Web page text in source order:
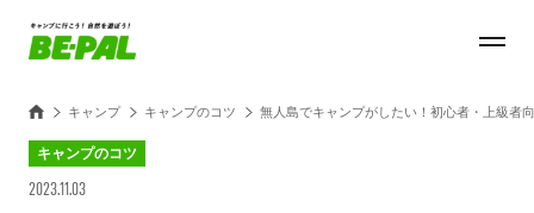
キャンプ キャンプのコツ 無人島でキャンプがしたい！初心者・上級者
キャンプのコツ
2023.11.03